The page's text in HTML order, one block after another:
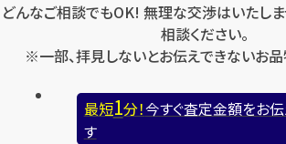
どんなご相談でもOK! 無理な交渉はいたし
相談ください。
※一部、拝見しないとお伝えできないお品
最短1分！今すぐ査定金額をお
す